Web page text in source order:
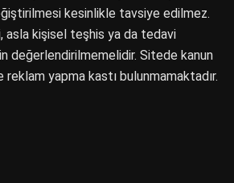
kesinlikle tavsiye edilmez.
asla kişisel teşhis ya da tedavi
değerlendirilmemelidir. Sitede kanun
reklam yapma kastı bulunmamaktadır.